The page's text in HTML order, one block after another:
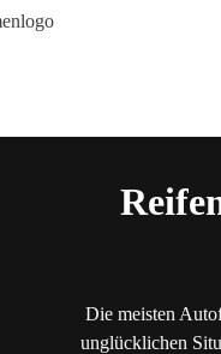
Die meisten
unglücklichen